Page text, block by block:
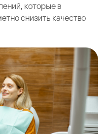
которые в
снизить качество